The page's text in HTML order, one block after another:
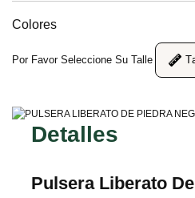
Colores
Por Favor Seleccione Su Talle
Detalles
Pulsera Liberato